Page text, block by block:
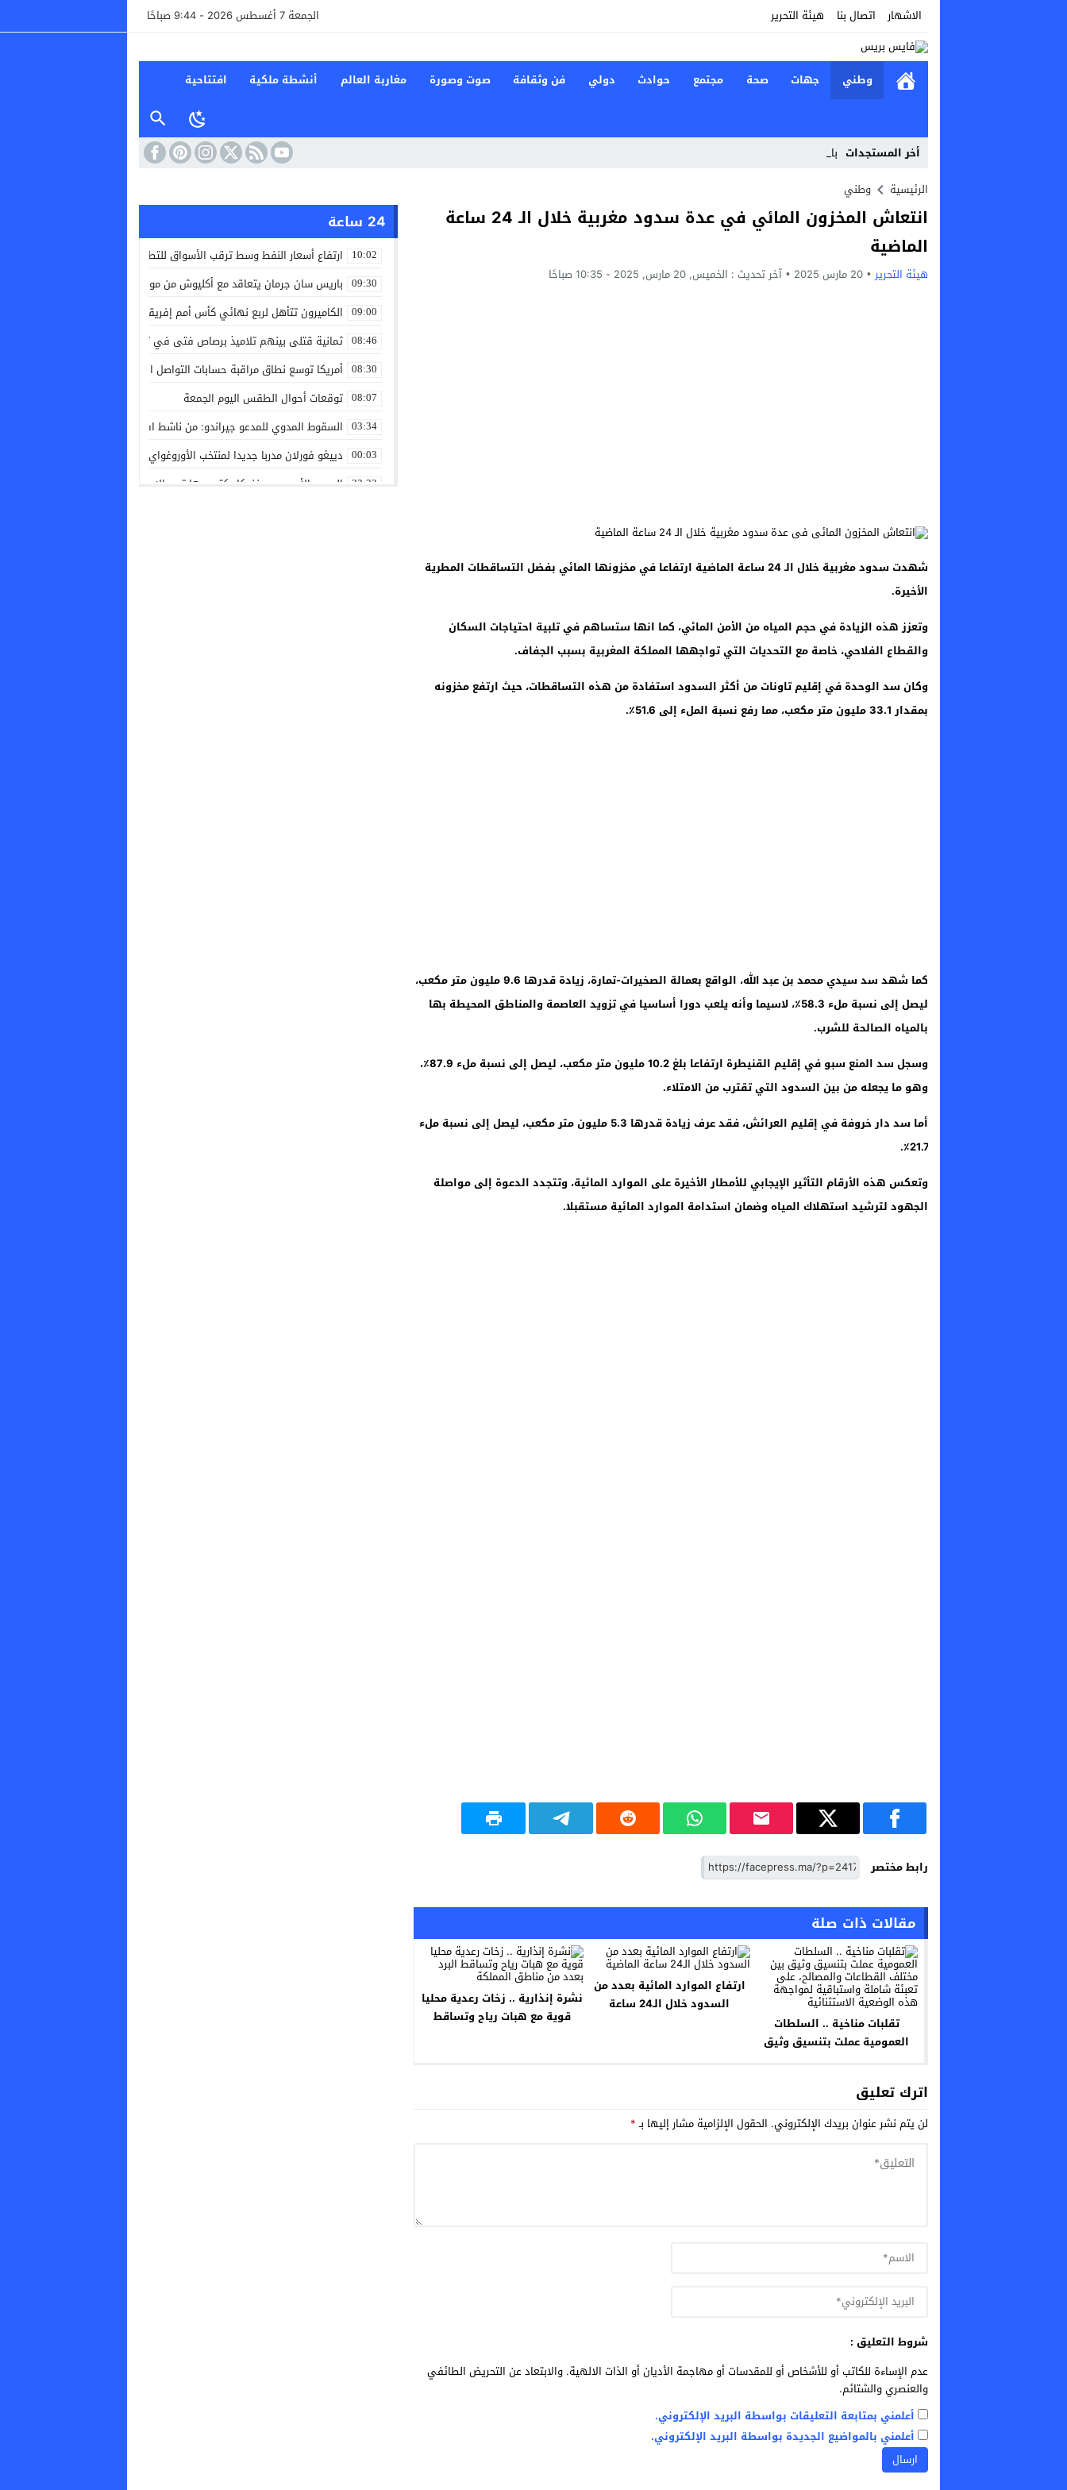
الاشهار اتصال بنا هيئة التحرير الجمعة 7 أغسطس 2026 - 9:44 صباحًا
وطني جهات صحة مجتمع حوادث دولي فن وثقافة صوت وصورة مغاربة العالم أنشطة ملكية افتتاحية
أخر المستجدات باريس سان _
Previous
الرئيسية وطني
انتعاش المخزون المائي في عدة سدود مغربية خلال الـ 24 ساعة
الماضية
هيئة التحرير 20 مارس 2025 آخر تحديث : الخميس, 20 مارس, 2025 - 10:35 صباحًا
شهدت سدود مغربية خلال الـ 24 ساعة الماضية ارتفاعا في مخزونها المائي بفضل التساقطات المطرية
الأخيرة.
وتعزز هذه الزيادة في حجم المياه من الأمن المائي، كما انها ستساهم في تلبية احتياجات السكان
والقطاع الفلاحي، خاصة مع التحديات التي تواجهها المملكة المغربية بسبب الجفاف.
وكان سد الوحدة في إقليم تاونات من أكثر السدود استفادة من هذه التساقطات، حيث ارتفع مخزونه
بمقدار 33.1 مليون متر مكعب، مما رفع نسبة الملء إلى 51.6٪.
كما شهد سد سيدي محمد بن عبد الله، الواقع بعمالة الصخيرات-تمارة، زيادة قدرها 9.6 مليون متر مكعب،
ليصل إلى نسبة ملء 58.3٪، لاسيما وأنه يلعب دورا أساسيا في تزويد العاصمة والمناطق المحيطة بها
بالمياه الصالحة للشرب.
وسجل سد المنع سبو في إقليم القنيطرة ارتفاعا بلغ 10.2 مليون متر مكعب، ليصل إلى نسبة ملء 87.9٪،
وهو ما يجعله من بين السدود التي تقترب من الامتلاء.
أما سد دار خروفة في إقليم العرائش، فقد عرف زيادة قدرها 5.3 مليون متر مكعب، ليصل إلى نسبة ملء
21.7٪.
وتعكس هذه الأرقام التأثير الإيجابي للأمطار الأخيرة على الموارد المائية، وتتجدد الدعوة إلى مواصلة
الجهود لترشيد استهلاك المياه وضمان استدامة الموارد المائية مستقبلا.
رابط مختصر
مقالات ذات صلة
تقلبات مناخية .. السلطات
العمومية عملت بتنسيق وثيق
لمواجهة هذه الوضعية
الاستثنائية
ارتفاع الموارد المائية بعدد من
السدود خلال الـ24 ساعة
نشرة إنذارية .. زخات رعدية محليا
قوية مع هبات رياح وتساقط
اترك تعليق
لن يتم نشر عنوان بريدك الإلكتروني. الحقول الإلزامية مشار إليها بـ*
شروط التعليق :
عدم الإساءة للكاتب أو للأشخاص أو للمقدسات أو مهاجمة الأديان أو الذات الالهية. والابتعاد عن التحريض الطائفي
والعنصري والشتائم.
أعلمني بمتابعة التعليقات بواسطة البريد الإلكتروني.
أعلمني بالمواضيع الجديدة بواسطة البريد الإلكتروني.
24 ساعة
10:02 ارتفاع أسعار النفط وسط ترقب الأسواق للتطورات الجيوسياسية
09:30 باريس سان جرمان يتعاقد مع أكليوش من موناكو
09:00 الكاميرون تتأهل لربع نهائي كأس أمم إفريقيا للسيدات بعد التعادل مع الرأس
08:46 ثمانية قتلى بينهم تلاميذ برصاص فتى في تايلاند
08:30 أمريكا توسع نطاق مراقبة حسابات التواصل الاجتماعي لتشمل الصحفيين
08:07 توقعات أحوال الطقس اليوم الجمعة
03:34 السقوط المدوي للمدعو جيراندو: من ناشط افتراضي مزيف إلى عراب شبكة
00:03 دييغو فورلان مدربا جديدا لمنتخب الأوروغواي
23:22 الدوري الأوروبي.. بنفيكا يكتسح هارتس الإسكتلندي ويقترب من الدور الفاصل